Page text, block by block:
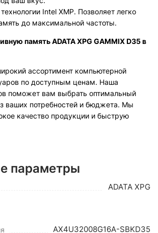
Intel XMP. Позволяет легко
до максимальной частоты.
память ADATA XPG GAMMIX D35 в
ассортимент компьютерной
по доступным ценам. Наша
поможет вам выбрать оптимальный
ваших потребностей и бюджета. Мы
качество продукции и быструю
параметры
ADATA XPG
AX4U32008G16A-SBKD35